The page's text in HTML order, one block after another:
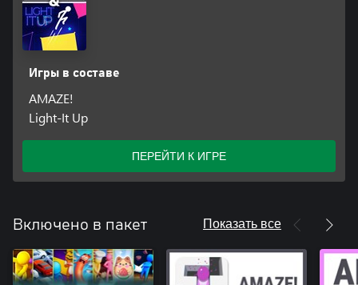
Игры в составе
AMAZE!
Light-It Up
ПЕРЕЙТИ К ИГРЕ
Включено в пакет Показать все